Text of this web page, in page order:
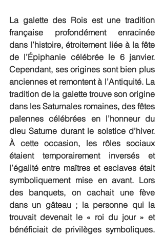
La galette des Rois est une tradition
française profondément enracinée
dans l’histoire, étroitement liée à la fête
de l’Épiphanie célébrée le 6 janvier.
Cependant, ses origines sont bien plus
anciennes et remontent à l’Antiquité. La
tradition de la galette trouve son origine
dans les Saturnales romaines, des fêtes
païennes célébrées en l’honneur du
dieu Saturne durant le solstice d’hiver.
À cette occasion, les rôles sociaux
étaient temporairement inversés et
l’égalité entre maîtres et esclaves était
symboliquement mise en avant. Lors
des banquets, on cachait une fève
dans un gâteau ; la personne qui la
trouvait devenait le « roi du jour » et
bénéficiait de privilèges symboliques.